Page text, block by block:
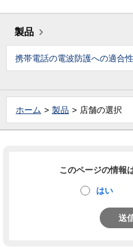
製品
携帯電話の電波防護への適合
ホーム 製品 店舗の選択
このページの情報
はい
送